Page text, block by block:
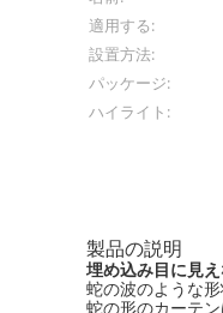
適用する:
設置方法:
パッケージ:
ハイライト:
製品の説明
埋め込み目に見
蛇の波のような
蛇の形のカーテ